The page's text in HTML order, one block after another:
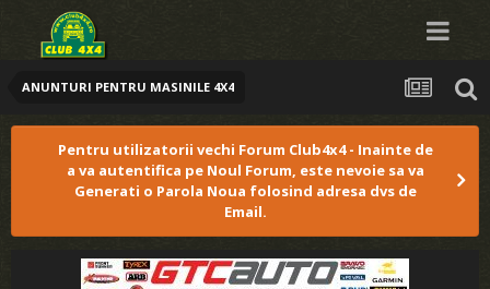
ANUNTURI PENTRU MASINILE 4X4
Pentru utilizatorii vechi Forum Club4x4 - Inainte de
a va autentifica pe Noul Forum, este nevoie sa va
Generati o Parola Noua folosind adresa dvs de
Email.